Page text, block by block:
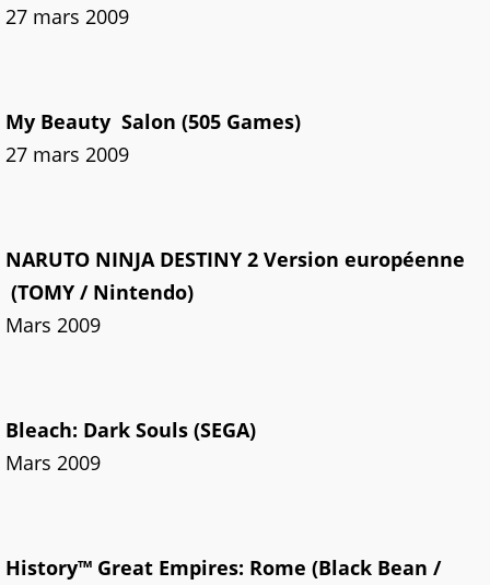
27 mars 2009
My Beauty Salon (505 Games)
27 mars 2009
NARUTO NINJA DESTINY 2 Version européenne
(TOMY / Nintendo)
Mars 2009
Bleach: Dark Souls (SEGA)
Mars 2009
History™ Great Empires: Rome (Black Bean /